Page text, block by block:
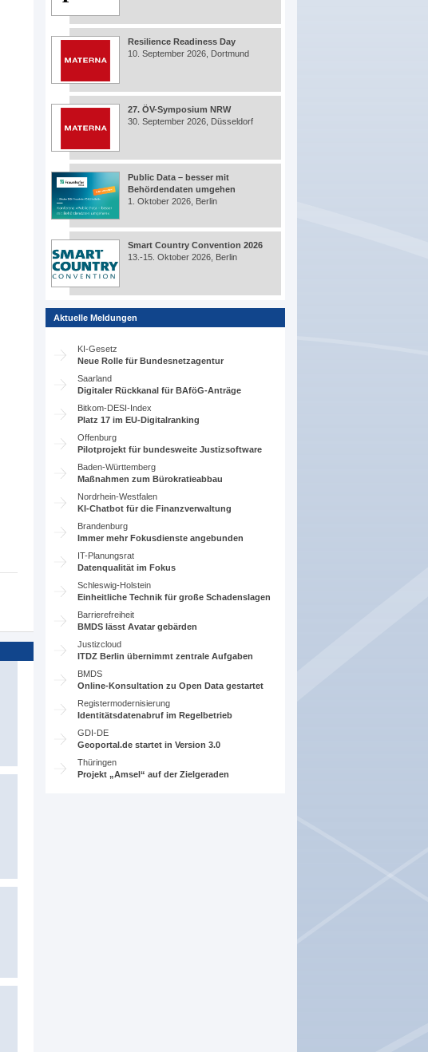
Resilience Readiness Day
10. September 2026, Dortmund
27. ÖV-Symposium NRW
30. September 2026, Düsseldorf
Public Data – besser mit
Behördendaten umgehen
1. Oktober 2026, Berlin
Smart Country Convention 2026
13.-15. Oktober 2026, Berlin
Aktuelle Meldungen
KI-Gesetz
Neue Rolle für Bundesnetzagentur
Saarland
Digitaler Rückkanal für BAföG-Anträge
Bitkom-DESI-Index
Platz 17 im EU-Digitalranking
Offenburg
Pilotprojekt für bundesweite Justizsoftware
Baden-Württemberg
Maßnahmen zum Bürokratieabbau
Nordrhein-Westfalen
KI-Chatbot für die Finanzverwaltung
Brandenburg
Immer mehr Fokusdienste angebunden
IT-Planungsrat
Datenqualität im Fokus
Schleswig-Holstein
Einheitliche Technik für große Schadenslagen
Barrierefreiheit
BMDS lässt Avatar gebärden
Justizcloud
ITDZ Berlin übernimmt zentrale Aufgaben
BMDS
Online-Konsultation zu Open Data gestartet
Registermodernisierung
Identitätsdatenabruf im Regelbetrieb
GDI-DE
Geoportal.de startet in Version 3.0
Thüringen
Projekt „Amsel“ auf der Zielgeraden